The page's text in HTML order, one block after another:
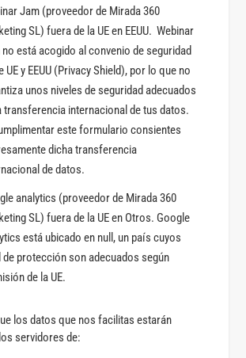
Jam (proveedor de Mirada 360
SL) fuera de la UE en EEUU. Webinar
está acogido al convenio de seguridad
UE y EEUU (Privacy Shield), por lo que no
unos niveles de seguridad adecuados
transferencia internacional de tus datos.
este formulario consientes
dicha transferencia
de datos.
analytics (proveedor de Mirada 360
SL) fuera de la UE en Otros. Google
está ubicado en null, un país cuyos
de protección son adecuados según
de la UE.
los datos que nos facilitas estarán
servidores de: